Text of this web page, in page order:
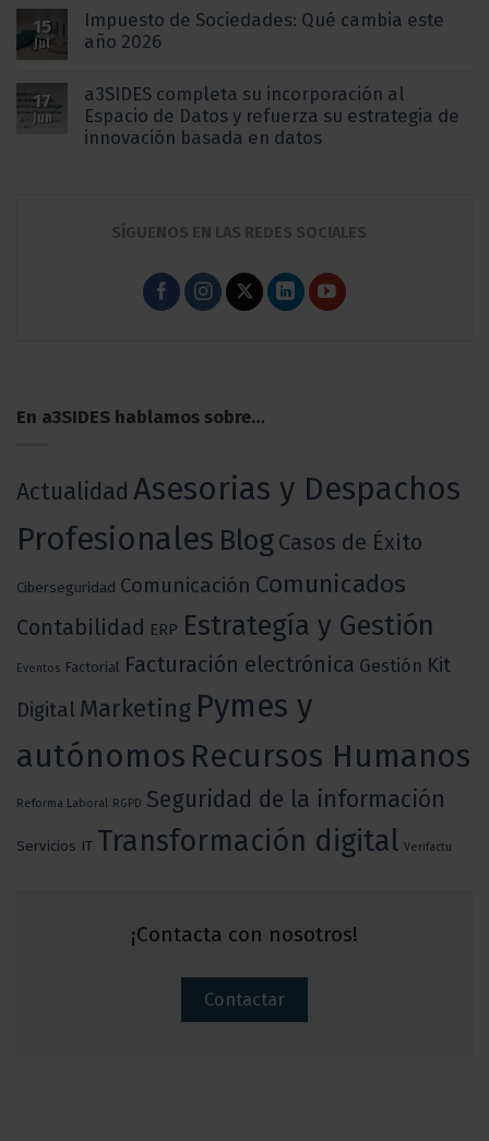
15
Jul
Impuesto de Sociedades: Qué cambia este
año 2026
17
Jun
a3SIDES completa su incorporación al
Espacio de Datos y refuerza su estrategia de
innovación basada en datos
SÍGUENOS EN LAS REDES SOCIALES
En a3SIDES hablamos sobre…
Actualidad Asesorias y Despachos
Profesionales Blog Casos de Éxito
Ciberseguridad Comunicación Comunicados
Contabilidad ERP Estrategía y Gestión
Eventos Factorial Facturación electrónica Gestión Kit
Digital Marketing Pymes y
autónomos Recursos Humanos
Reforma Laboral RGPD Seguridad de la información
Servicios IT Transformación digital Verifactu
¡Contacta con nosotros!
Contactar